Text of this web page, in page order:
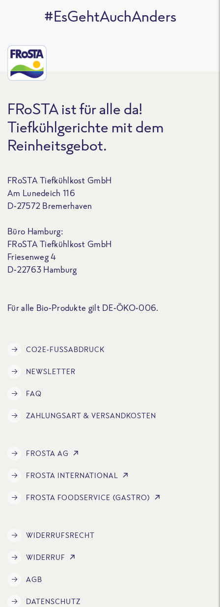
#EsGehtAuchAnders
FRoSTA ist für alle da!
Tiefkühlgerichte mit dem
Reinheitsgebot.
FRoSTA Tiefkühlkost GmbH
Am Lunedeich 116
D-27572 Bremerhaven
Büro Hamburg:
FRoSTA Tiefkühlkost GmbH
Friesenweg 4
D-22763 Hamburg
Für alle Bio-Produkte gilt DE-ÖKO-006.
CO2E-FUSSABDRUCK
NEWSLETTER
FAQ
ZAHLUNGSART & VERSANDKOSTEN
FROSTA AG
FROSTA INTERNATIONAL
FROSTA FOODSERVICE (GASTRO)
WIDERRUFSRECHT
WIDERRUF
AGB
DATENSCHUTZ